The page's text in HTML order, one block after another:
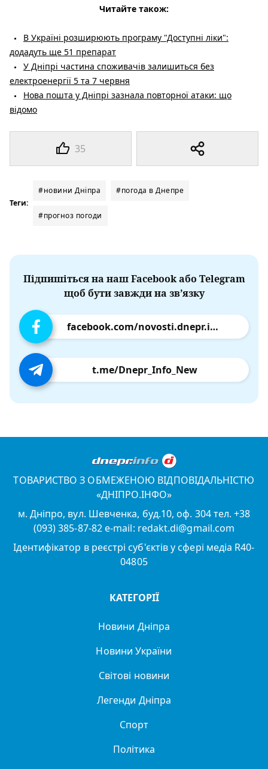
35
Читайте також:
В Україні розширюють програму "Доступні ліки":
додадуть ще 51 препарат
У Дніпрі частина споживачів залишиться без
електроенергії 5 та 7 червня
Нова пошта у Дніпрі зазнала повторної атаки: що
відомо
Теги:
#новини Дніпра #погода в Днепре
#прогноз погоди
Підпишіться на наш Facebook або Telegram
щоб бути завжди на зв’язку
facebook.com/novosti.dnepr.info
t.me/Dnepr_Info_New
ТОВАРИСТВО З ОБМЕЖЕНОЮ ВІДПОВІДАЛЬНІСТЮ
«ДНІПРО.ІНФО»
м. Дніпро, вул. Шевченка, буд.10, оф. 304 тел. +38
(093) 385-87-82 e-mail: redakt.di@gmail.com
Ідентифікатор в реєстрі суб'єктів у сфері медіа R40-
04805
КАТЕГОРІЇ
Новини Дніпра
Новини України
Світові новини
Легенди Дніпра
Спорт
Політика